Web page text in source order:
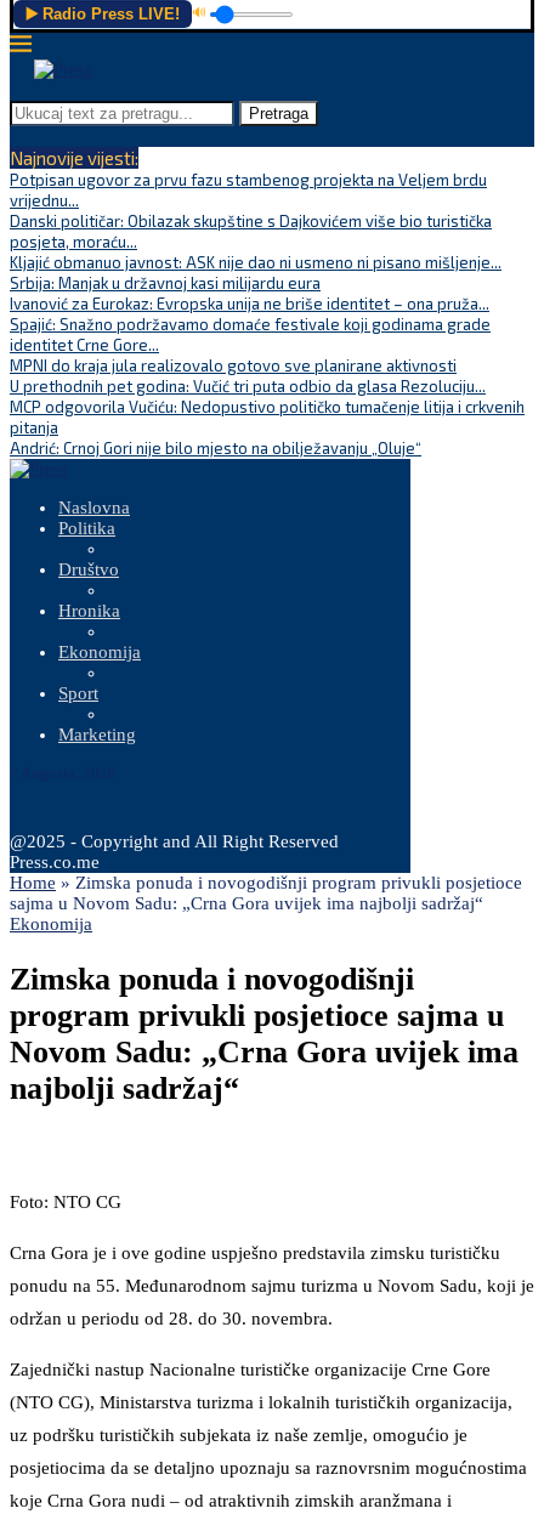
▶️ Radio Press LIVE! 🔊
Pretraga
Najnovije vijesti:
Potpisan ugovor za prvu fazu stambenog projekta na Veljem brdu
vrijednu...
Danski političar: Obilazak skupštine s Dajkovićem više bio turistička
posjeta, moraću...
Kljajić obmanuo javnost: ASK nije dao ni usmeno ni pisano mišljenje...
Srbija: Manjak u državnoj kasi milijardu eura
Ivanović za Eurokaz: Evropska unija ne briše identitet – ona pruža...
Spajić: Snažno podržavamo domaće festivale koji godinama grade
identitet Crne Gore...
MPNI do kraja jula realizovalo gotovo sve planirane aktivnosti
U prethodnih pet godina: Vučić tri puta odbio da glasa Rezoluciju...
MCP odgovorila Vučiću: Nedopustivo političko tumačenje litija i crkvenih
pitanja
Andrić: Crnoj Gori nije bilo mjesto na obilježavanju „Oluje“
Naslovna
Politika
Društvo
Hronika
Ekonomija
Sport
Marketing
@2025 - Copyright and All Right Reserved
Press.co.me
Home » Zimska ponuda i novogodišnji program privukli posjetioce
sajma u Novom Sadu: „Crna Gora uvijek ima najbolji sadržaj“
Ekonomija
Zimska ponuda i novogodišnji
program privukli posjetioce sajma u
Novom Sadu: „Crna Gora uvijek ima
najbolji sadržaj“
Foto: NTO CG
Crna Gora je i ove godine uspješno predstavila zimsku turističku
ponudu na 55. Međunarodnom sajmu turizma u Novom Sadu, koji je
održan u periodu od 28. do 30. novembra.
Zajednički nastup Nacionalne turističke organizacije Crne Gore
(NTO CG), Ministarstva turizma i lokalnih turističkih organizacija,
uz podršku turističkih subjekata iz naše zemlje, omogućio je
posjetiocima da se detaljno upoznaju sa raznovrsnim mogućnostima
koje Crna Gora nudi – od atraktivnih zimskih aranžmana i